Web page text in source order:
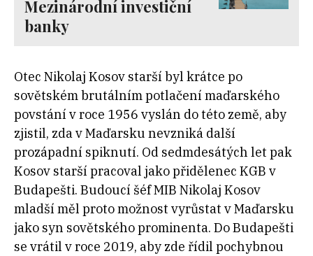
Mezinárodní investiční
banky
Otec Nikolaj Kosov starší byl krátce po
sovětském brutálním potlačení maďarského
povstání v roce 1956 vyslán do této země, aby
zjistil, zda v Maďarsku nevzniká další
prozápadní spiknutí. Od sedmdesátých let pak
Kosov starší pracoval jako přidělenec KGB v
Budapešti. Budoucí šéf MIB Nikolaj Kosov
mladší měl proto možnost vyrůstat v Maďarsku
jako syn sovětského prominenta. Do Budapešti
se vrátil v roce 2019, aby zde řídil pochybnou